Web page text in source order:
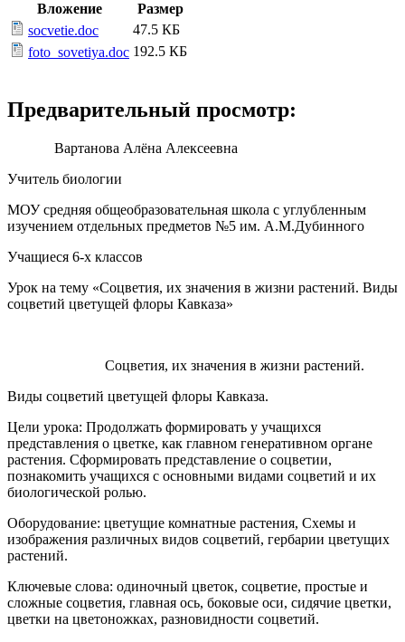
Вложение
Размер
socvetie.doc
47.5 КБ
foto_sovetiya.doc 192.5 КБ
Предварительный просмотр:
Вартанова Алёна Алексеевна
Учитель биологии
МОУ средняя общеобразовательная школа с углубленным
изучением отдельных предметов №5 им. А.М.Дубинного
Учащиеся 6-х классов
Урок на тему «Соцветия, их значения в жизни растений. Виды
соцветий цветущей флоры Кавказа»
Соцветия, их значения в жизни растений.
Виды соцветий цветущей флоры Кавказа.
Цели урока: Продолжать формировать у учащихся
представления о цветке, как главном генеративном органе
растения. Сформировать представление о соцветии,
познакомить учащихся с основными видами соцветий и их
биологической ролью.
Оборудование: цветущие комнатные растения, Схемы и
изображения различных видов соцветий, гербарии цветущих
растений.
Ключевые слова: одиночный цветок, соцветие, простые и
сложные соцветия, главная ось, боковые оси, сидячие цветки,
цветки на цветоножках, разновидности соцветий.